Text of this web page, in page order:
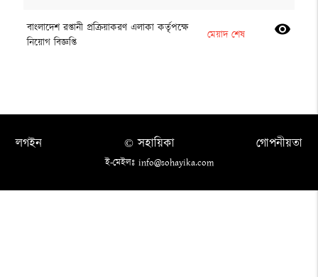
বাংলাদেশ রপ্তানী প্রক্রিয়াকরণ এলাকা কর্তৃপক্ষে
নিয়োগ বিজ্ঞপ্তি
মেয়াদ শেষ visibility
লগইন গোপনীয়তা
© সহায়িকা
ই-মেইলঃ info@sohayika.com